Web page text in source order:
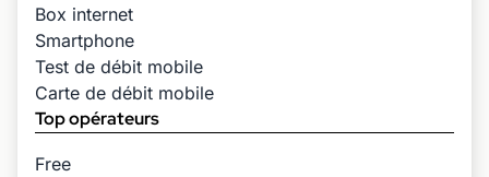
Box internet
Smartphone
Test de débit mobile
Carte de débit mobile
Top opérateurs
Free